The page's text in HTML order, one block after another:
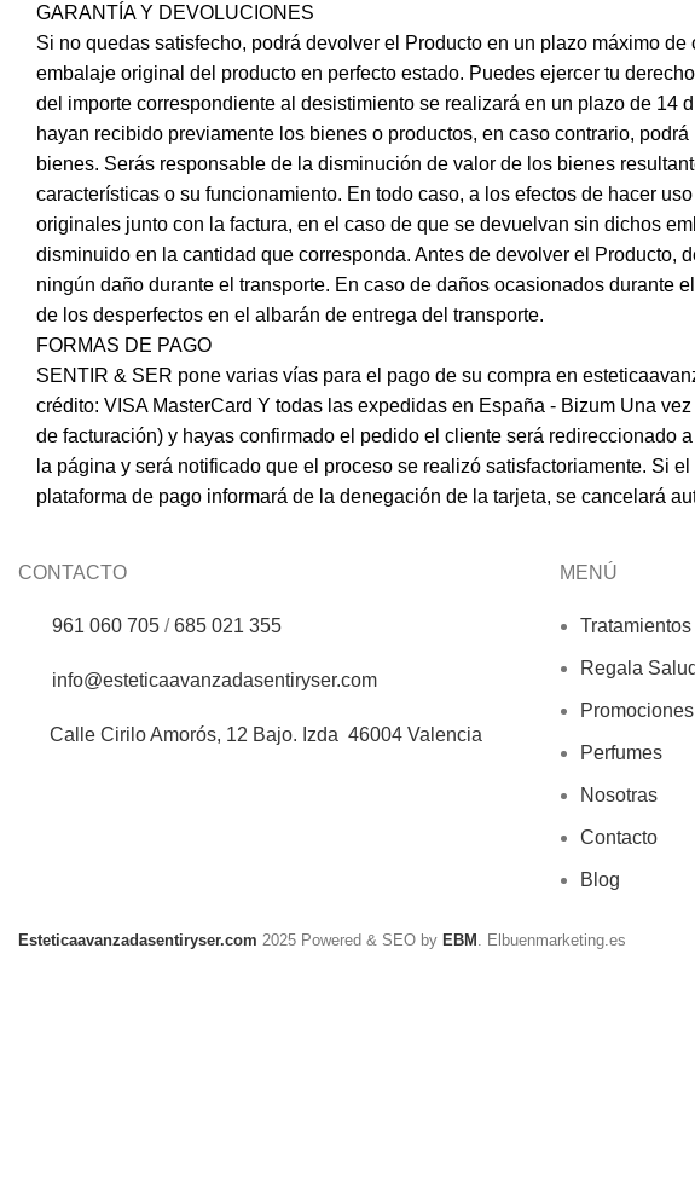
GARANTÍA Y DEVOLUCIONES
Si no quedas satisfecho, podrá devolver el Producto en un plazo máximo
embalaje original del producto en perfecto estado. Puedes ejercer tu
del importe correspondiente al desistimiento se realizará en un plazo de
hayan recibido previamente los bienes o productos, en caso contrario,
bienes. Serás responsable de la disminución de valor de los bienes
características o su funcionamiento. En todo caso, a los efectos de hacer
originales junto con la factura, en el caso de que se devuelvan sin dichos
disminuido en la cantidad que corresponda. Antes de devolver el Producto,
ningún daño durante el transporte. En caso de daños ocasionados durante
de los desperfectos en el albarán de entrega del transporte.
FORMAS DE PAGO
SENTIR & SER pone varias vías para el pago de su compra en
crédito: VISA MasterCard Y todas las expedidas en España - Bizum Una
de facturación) y hayas confirmado el pedido el cliente será
la página y será notificado que el proceso se realizó satisfactoriamente. Si
plataforma de pago informará de la denegación de la tarjeta, se cancelará
CONTACTO
961 060 705 /685 021 355
info@esteticaavanzadasentiryser.com
Calle Cirilo Amorós, 12 Bajo. Izda 46004 Valencia
MENÚ
Tratamientos
Regala
Promociones
Perfumes
Nosotras
Contacto
Blog
Esteticaavanzadasentiryser.com 2025 Powered & SEO by EBM . Elbuenmarketing.es